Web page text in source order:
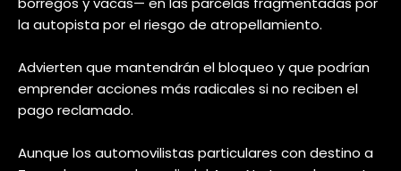
la autopista por el riesgo de atropellamiento.
Advierten que mantendrán el bloqueo y que podrían
emprender acciones más radicales si no reciben el
pago reclamado.
Aunque los automovilistas particulares con destino a